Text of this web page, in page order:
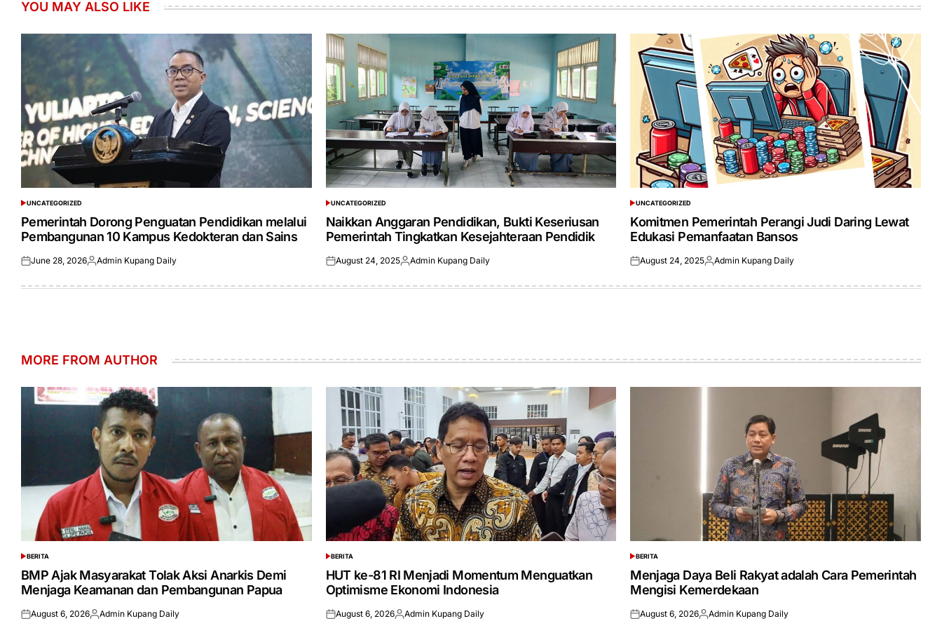
YOU MAY ALSO LIKE
POSTED
IN
UNCATEGORIZED
Pemerintah Dorong Penguatan Pendidikan melalui
Pembangunan 10 Kampus Kedokteran dan Sains
Posted
June 28, 2026Posted
Admin Kupang Daily
POSTED
IN
UNCATEGORIZED
Naikkan Anggaran Pendidikan, Bukti Keseriusan
Pemerintah Tingkatkan Kesejahteraan Pendidik
Posted
August 24, 2025Posted
Admin Kupang Daily
POSTED
IN
UNCATEGORIZED
Komitmen Pemerintah Perangi Judi Daring Lewat
Edukasi Pemanfaatan Bansos
Posted
August 24, 2025Posted
Admin Kupang Daily
MORE FROM AUTHOR
POSTED
IN
BERITA
BMP Ajak Masyarakat Tolak Aksi Anarkis Demi
Menjaga Keamanan dan Pembangunan Papua
Posted
August 6, 2026Posted
Admin Kupang Daily
POSTED
IN
BERITA
HUT ke-81 RI Menjadi Momentum Menguatkan
Optimisme Ekonomi Indonesia
Posted
August 6, 2026Posted
Admin Kupang Daily
POSTED
IN
BERITA
Menjaga Daya Beli Rakyat adalah Cara Pemerintah
Mengisi Kemerdekaan
Posted
August 6, 2026Posted
Admin Kupang Daily